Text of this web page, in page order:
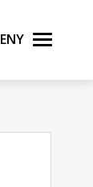
Meny